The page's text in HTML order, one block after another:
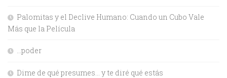
Palomitas y el Declive Humano: Cuando un Cubo Vale
Más que la Película
…poder
Dime de qué presumes… y te diré qué estás